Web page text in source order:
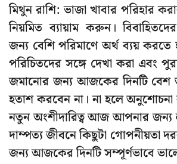
মিথুন রাশি: ভাজা খাবার পরিহার
নিয়মিত ব্যায়াম করুন।
জন্য বেশি পরিমাণে অর্থ ব্যয়
পরিচিতদের সঙ্গে দেখা করা এবং
জমানোর জন্য আজকের দিনটি বেশ
হতাশ করবেন না। না হলে
নতুন অংশীদারিত্ব আজ আপনার জন্য
দাম্পত্য জীবনে কিছুটা গোপনীয়তা
জন্য আজকের দিনটি সম্পূর্ণভাবে